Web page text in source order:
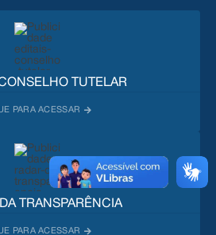
TUTELAR
TRANSPARÊNCIA